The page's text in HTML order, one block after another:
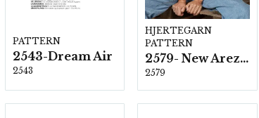
PATTERN
2543-Dream Air
2543
HJERTEGARN
PATTERN
2579- New Arezzo
2579